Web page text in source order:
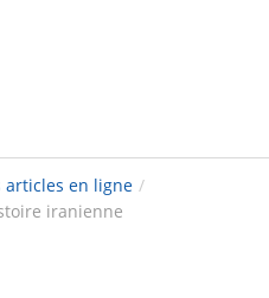
articles en ligne /
iranienne